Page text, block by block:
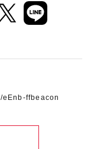
ffbeacon